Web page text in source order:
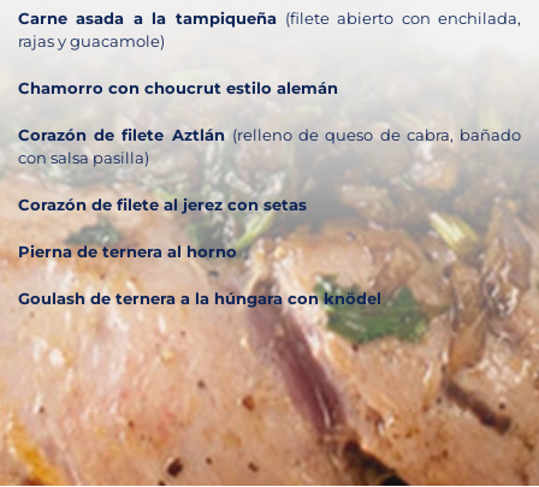
Carne asada a la tampiqueña (filete abierto con enchilada,
rajas y guacamole)
Chamorro con choucrut estilo alemán
Corazón de filete Aztlán (relleno de queso de cabra, bañado
con salsa pasilla)
Corazón de filete al jerez con setas
Pierna de ternera al horno
Goulash de ternera a la húngara con knödel